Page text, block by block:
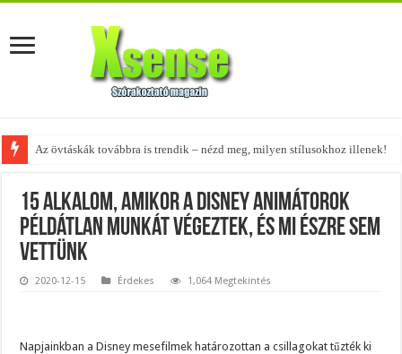
Az övtáskák továbbra is trendik – nézd meg, milyen stílusokhoz illenek!
A tökéletes táskák férfiaknak – fedezd fel az 5 legjobb fazont!
15 alkalom, amikor a Disney animátorok
példátlan munkát végeztek, és mi észre sem
vettünk
2020-12-15 Érdekes 1,064 Megtekintés
Napjainkban a Disney mesefilmek határozottan a csillagokat tűzték ki